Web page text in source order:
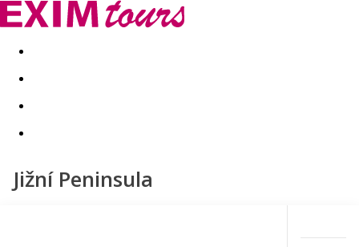
Akční nabídky Last minute
Jižní Peninsula